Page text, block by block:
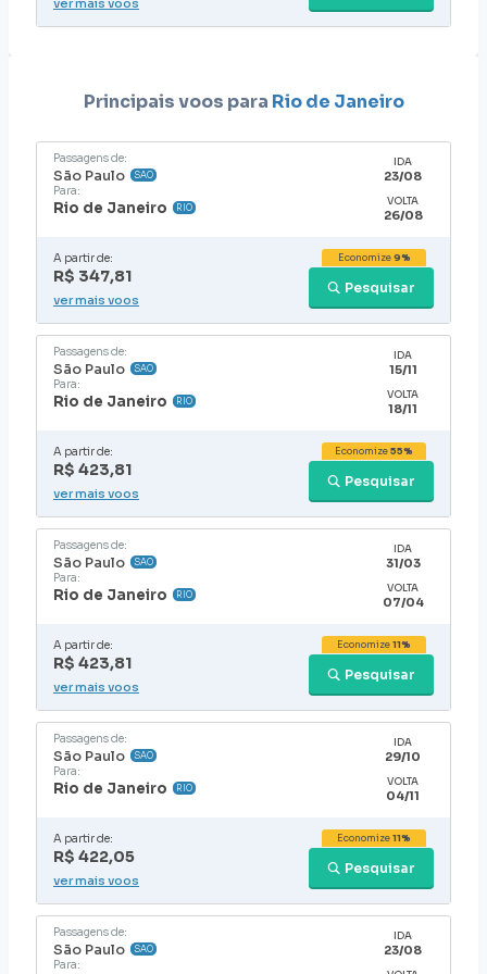
ver mais voos
Principais voos para Rio de Janeiro
Passagens de:
São Paulo SAO
Para:
Rio de Janeiro RIO
IDA
23/08
VOLTA
26/08
A partir de:
R$ 347,81
Pesquisar
Economize9%
ver mais voos
Passagens de:
São Paulo SAO
Para:
Rio de Janeiro RIO
IDA
15/11
VOLTA
18/11
A partir de:
R$ 423,81
Pesquisar
Economize55%
ver mais voos
Passagens de:
São Paulo SAO
Para:
Rio de Janeiro RIO
IDA
31/03
VOLTA
07/04
A partir de:
R$ 423,81
Pesquisar
Economize11%
ver mais voos
Passagens de:
São Paulo SAO
Para:
Rio de Janeiro RIO
IDA
29/10
VOLTA
04/11
A partir de:
R$ 422,05
Pesquisar
Economize11%
ver mais voos
Passagens de:
São Paulo SAO
Para:
IDA
23/08